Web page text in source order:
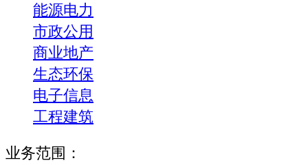
能源电力
市政公用
商业地产
生态环保
电子信息
工程建筑
业务范围：